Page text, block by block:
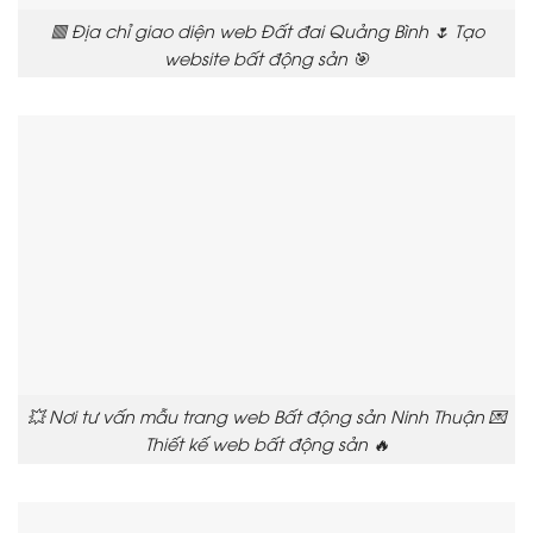
🟥 Địa chỉ giao diện web Đất đai Quảng Bình 🌷 Tạo
website bất động sản 🎯
💥 Nơi tư vấn mẫu trang web Bất động sản Ninh Thuận 💌
Thiết kế web bất động sản 🔥